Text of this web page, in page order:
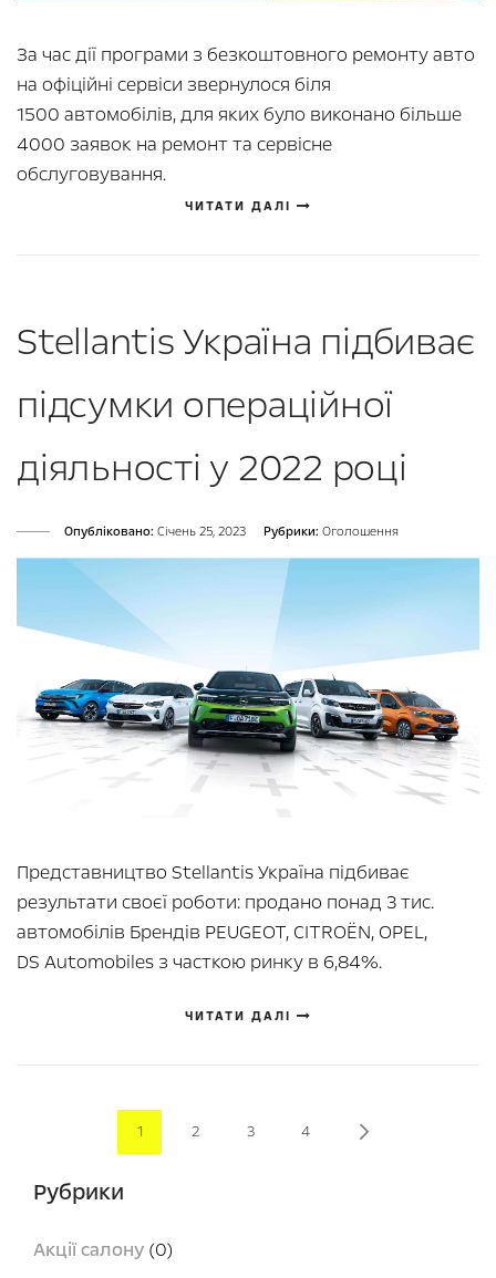
За час дії програми з безкоштовного ремонту авто
на офіційні сервіси звернулося біля
1500 автомобілів, для яких було виконано більше
4000 заявок на ремонт та сервісне
обслуговування.
ЧИТАТИ ДАЛІ
Stellantis Україна підбиває
підсумки операційної
діяльності у 2022 році
Опубліковано: Cічень 25, 2023 Рубрики: Оголошення
Представництво Stellantis Україна підбиває
результати своєї роботи: продано понад 3 тис.
автомобілів Брендів PEUGEOT, CITROЁN, OPEL,
DS Automobiles з часткою ринку в 6,84%.
ЧИТАТИ ДАЛІ
Page1 2 3 4
Рубрики
Акції салону (0)